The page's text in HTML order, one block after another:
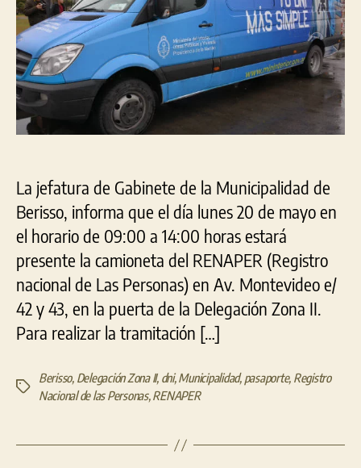
DNI
en
2
La jefatura de Gabinete de la Municipalidad de
Berisso, informa que el día lunes 20 de mayo en
el horario de 09:00 a 14:00 horas estará
presente la camioneta del RENAPER (Registro
nacional de Las Personas) en Av. Montevideo e/
42 y 43, en la puerta de la Delegación Zona II.
Para realizar la tramitación […]
Etiquetas
Berisso, Delegación Zona II, dni,Municipalidad, pasaporte, Registro
Nacional de las Personas,RENAPER